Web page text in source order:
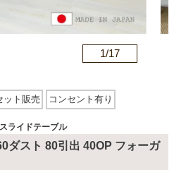
セット
1/17
ット販売 コンセント有り
テーブル
ライドテーブル
ダスト 80引出 40OP フォーガ